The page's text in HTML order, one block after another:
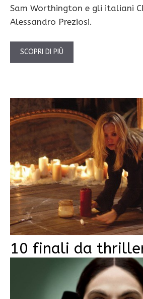
Sam Worthington e gli italiani
Alessandro Preziosi.
SCOPRI DI PIÙ
10 finali da